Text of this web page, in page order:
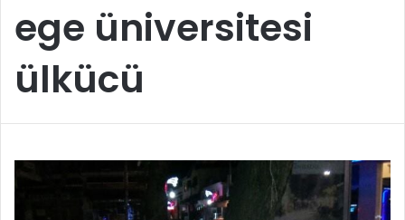
ege üniversitesi
ülkücü